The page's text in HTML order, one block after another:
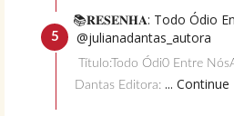
📚𝐑𝐄𝐒𝐄𝐍𝐇𝐀: Todo Ódio
@julianadantas_autora
Título:Todo Ódi0 Entre
Dantas Editora: ... Continue